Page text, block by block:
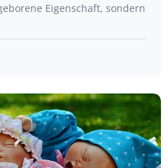
Eigenschaft, sondern